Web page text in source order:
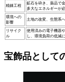
精錬工程
鉱石を砕き、薬品で
多大なエネルギーが必
環境への
影響
土地の改変、生態系
リサイク
ル
使用済みの電子機器
し、環境負荷の低減に
宝飾品として